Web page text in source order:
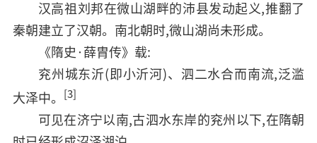
汉高祖刘邦在微山湖畔的沛县发动起义,推翻了
秦朝建立了汉朝。南北朝时,微山湖尚未形成。
《隋史·薛胄传》载:
兖州城东沂(即小沂河)、泗二水合而南流,泛滥
大泽中。
[3]
可见在济宁以南,古泗水东岸的兖州以下,在隋朝